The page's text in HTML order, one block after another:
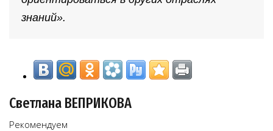
знаний».
Светлана ВЕПРИКОВА
Рекомендуем